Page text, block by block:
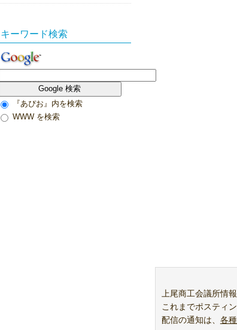
上尾商工会議所情
これまでポスティ
配信の通知は、 各
キーワード検索
『あぴお』内を検索
WWW を検索